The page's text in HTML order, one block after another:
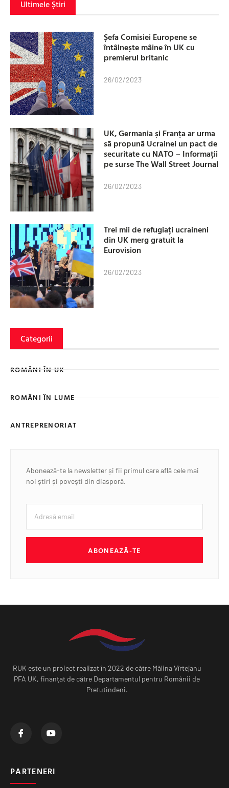
Ultimele Știri
Șefa Comisiei Europene se
întâlnește mâine în UK cu
premierul britanic
26/02/2023
UK, Germania și Franța ar urma
să propună Ucrainei un pact de
securitate cu NATO – Informații
pe surse The Wall Street Journal
26/02/2023
Trei mii de refugiați ucraineni
din UK merg gratuit la
Eurovision
26/02/2023
Categorii
ROMÂNI ÎN UK
ROMÂNI ÎN LUME
ANTREPRENORIAT
Abonează-te la newsletter și fii primul care află cele mai
noi știri și povești din diasporă.
ABONEAZĂ-TE
RUK este un proiect realizat în 2022 de către Mălina Vîrtejanu
PFA UK, finanțat de către Departamentul pentru Românii de
Pretutindeni.
PARTENERI